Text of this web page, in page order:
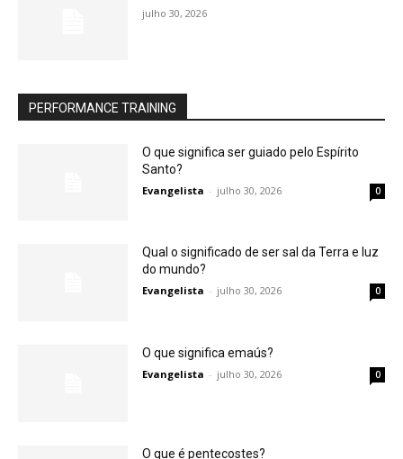
julho 30, 2026
PERFORMANCE TRAINING
O que significa ser guiado pelo Espírito
Santo?
Evangelista - julho 30, 2026 0
Qual o significado de ser sal da Terra e luz
do mundo?
Evangelista - julho 30, 2026 0
O que significa emaús?
Evangelista - julho 30, 2026 0
O que é pentecostes?